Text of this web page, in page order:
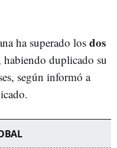
ha superado losdos
habiendo duplicado su
según informó a